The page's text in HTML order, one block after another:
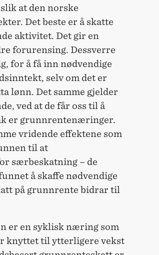
at den norske
Det beste er å skatte
aktivitet. Det gir en
forurensing. Dessverre
for å få inn nødvendige
selv om det er
lønn. Det samme gjelder
ved at de får oss til å
er grunnrentenæringer.
vridende effektene som
til at
særbeskatning – de
å skaffe nødvendige
på grunnrente bidrar til
er en syklisk næring som
knyttet til ytterligere vekst